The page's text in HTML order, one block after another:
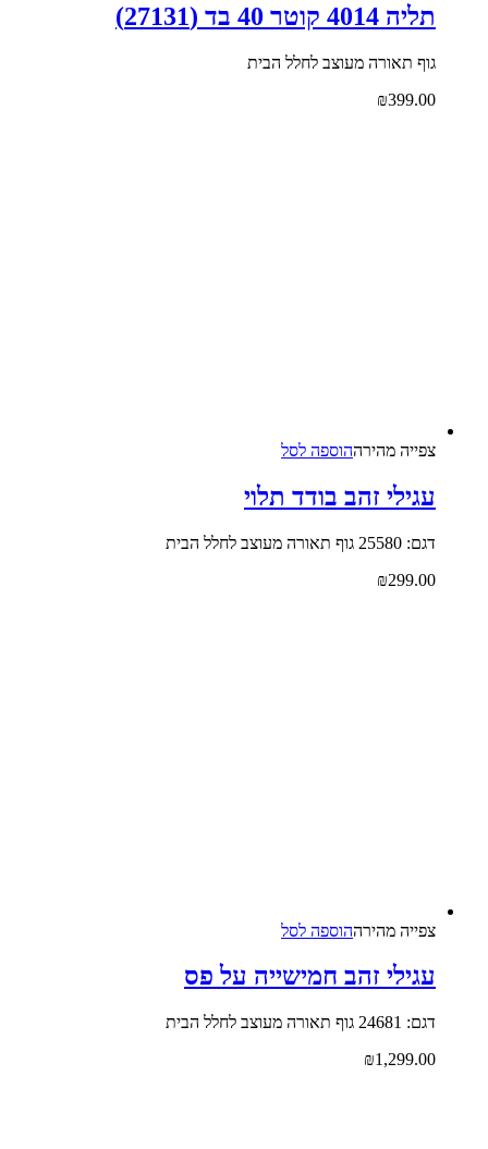
תליה 4014 קוטר 40 בד (27131)
גוף תאורה מעוצב לחלל הבית
₪399.00
צפייה‬ ‫מהירה‬הוספה לסל
עגילי זהב בודד תלוי
דגם: 25580 גוף תאורה מעוצב לחלל הבית
₪299.00
צפייה‬ ‫מהירה‬הוספה לסל
עגילי זהב חמישייה על פס
דגם: 24681 גוף תאורה מעוצב לחלל הבית
₪1,299.00